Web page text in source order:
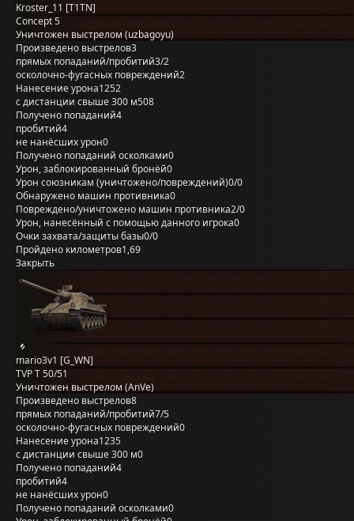
Kroster_11 [T1TN]
Concept 5
Уничтожен выстрелом (uzbagoyu)
Произведено выстрелов3
прямых попаданий/пробитий3/2
осколочно-фугасных повреждений2
Нанесение урона1252
с дистанции свыше 300 м508
Получено попаданий4
пробитий4
не нанёсших урон0
Получено попаданий осколками0
Урон, заблокированный бронёй0
Урон союзникам (уничтожено/повреждений)0/0
Обнаружено машин противника0
Повреждено/уничтожено машин противника2/0
Урон, нанесённый с помощью данного игрока0
Очки захвата/защиты базы0/0
Пройдено километров1,69
Закрыть
mario3v1 [G_WN]
TVP T 50/51
Уничтожен выстрелом (AnVe)
Произведено выстрелов8
прямых попаданий/пробитий7/5
осколочно-фугасных повреждений0
Нанесение урона1235
с дистанции свыше 300 м0
Получено попаданий4
пробитий4
не нанёсших урон0
Получено попаданий осколками0